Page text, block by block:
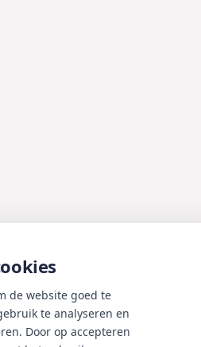
de website goed te
te analyseren en
Door op accepteren